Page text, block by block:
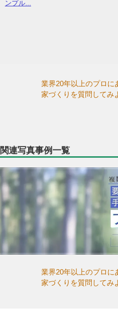
ンプル...
業界20年以上のプロに
家づくりを質問してみ
関連写真事例一覧
業界20年以上のプロに
家づくりを質問してみ